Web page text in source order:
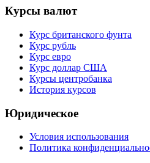
Курсы валют
Курс британского фунта
Курс рубль
Курс евро
Курс доллар США
Курсы центробанка
История курсов
Юридическое
Условия использования
Политика